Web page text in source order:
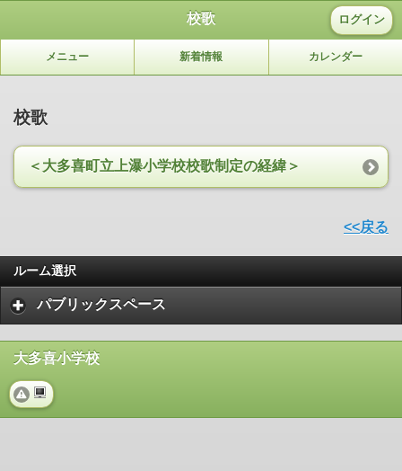
校歌 ログイン
メニュー 新着情報 カレンダー
校歌
＜大多喜町立上瀑小学校校歌制定の経緯＞
<<戻る
ルーム選択
パブリックスペース
大多喜小学校